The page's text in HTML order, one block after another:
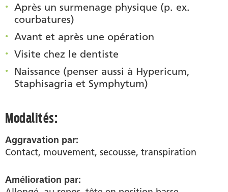
Après un surmenage physique (p. ex.
courbatures)
Avant et après une opération
Visite chez le dentiste
Naissance (penser aussi à Hypericum,
Staphisagria et Symphytum)
Modalités:
Aggravation par:
Contact, mouvement, secousse, transpiration
Amélioration par: